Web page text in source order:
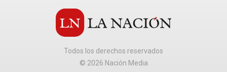
Todos los derechos reservados
© 2026 Nación Media